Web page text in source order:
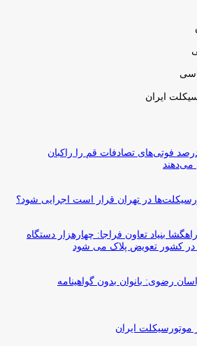
ایران
اعلام کرد: 56 درصد فوتی‌های تصادفات قم را راکبان
در تهران قرار است اجرایی شود؟
بنیاد تعاون فراجا: چهارهزار دستگاه
در کشور تعویض پلاک می شود
رضوی: بانوان بدون گواهینامه
ایران